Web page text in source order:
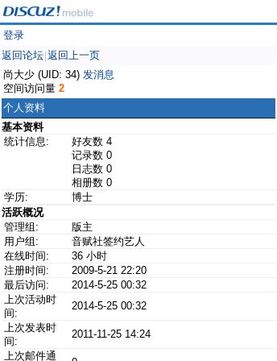
登录
返回论坛 返回上一页
尚大少 (UID: 34) 发消息
空间访问量 2
个人资料
基本资料
统计信息:
好友数 4
记录数 0
日志数 0
相册数 0
学历:
博士
活跃概况
管理组:
版主
用户组:
音赋社签约艺人
在线时间:
36 小时
注册时间:
2009-5-21 22:20
最后访问:
2014-5-25 00:32
上次活动时
间:
2014-5-25 00:32
上次发表时
间:
2011-11-25 14:24
上次邮件通